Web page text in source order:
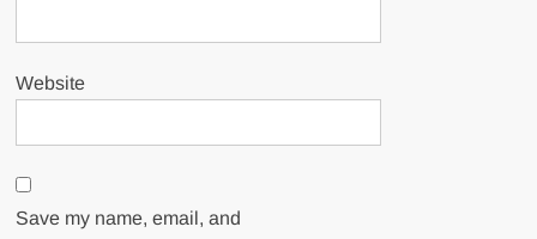
Website
Save my name, email, and